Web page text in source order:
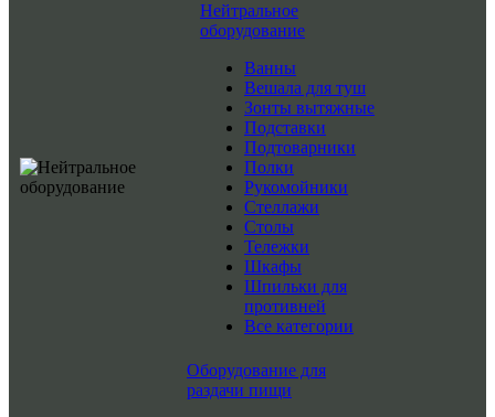
Нейтральное
оборудование
Ванны
Вешала для туш
Зонты вытяжные
Подставки
Подтоварники
Полки
Рукомойники
Стеллажи
Столы
Тележки
Шкафы
Шпильки для
противней
Все категории
Оборудование для
раздачи пищи